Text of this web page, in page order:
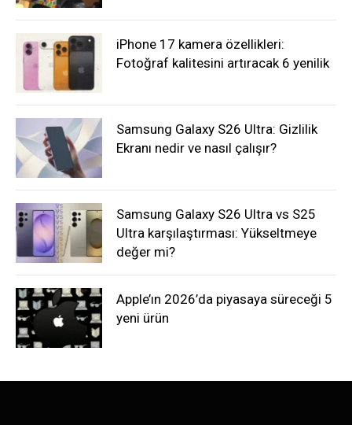
iPhone 17 kamera özellikleri:
Fotoğraf kalitesini artıracak 6 yenilik
Samsung Galaxy S26 Ultra: Gizlilik
Ekranı nedir ve nasıl çalışır?
Samsung Galaxy S26 Ultra vs S25
Ultra karşılaştırması: Yükseltmeye
değer mi?
Apple’ın 2026’da piyasaya süreceği 5
yeni ürün